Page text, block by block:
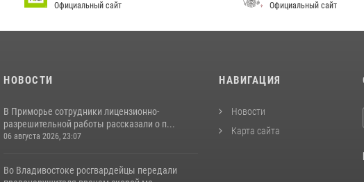
Официальный сайт Официальный сайт
НОВОСТИ
В Приморье сотрудники лицензионно-
разрешительной работы рассказали о п...
06 августа 2026, 23:07
Во Владивостоке росгвардейцы передали
НАВИГАЦИЯ
Новости
Карта сайта